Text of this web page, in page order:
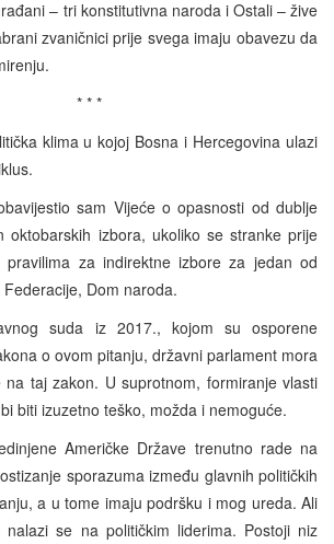
– tri konstitutivna naroda i Ostali – žive
zvaničnici prije svega imaju obavezu da
* * *
klima u kojoj Bosna i Hercegovina ulazi
sam Vijeće o opasnosti od dublje
oktobarskih izbora, ukoliko se stranke prije
za indirektne izbore za jedan od
Dom naroda.
suda iz 2017., kojom su osporene
o ovom pitanju, državni parlament mora
na taj zakon. U suprotnom, formiranje vlasti
biti izuzetno teško, možda i nemoguće.
Američke Države trenutno rade na
sporazuma između glavnih političkih
a u tome imaju podršku i mog ureda. Ali
nalazi se na političkim liderima. Postoji niz